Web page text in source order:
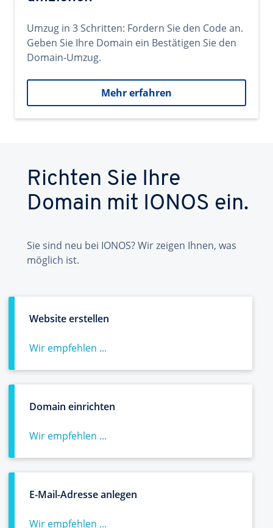
Umzug in 3 Schritten: Fordern Sie den Code an.
Geben Sie Ihre Domain ein Bestätigen Sie den
Domain-Umzug.
Mehr erfahren
Richten Sie Ihre
Domain mit IONOS ein.
Sie sind neu bei IONOS? Wir zeigen Ihnen, was
möglich ist.
Website erstellen
Wir empfehlen ...
Domain einrichten
Wir empfehlen ...
E-Mail-Adresse anlegen
Wir empfehlen ...